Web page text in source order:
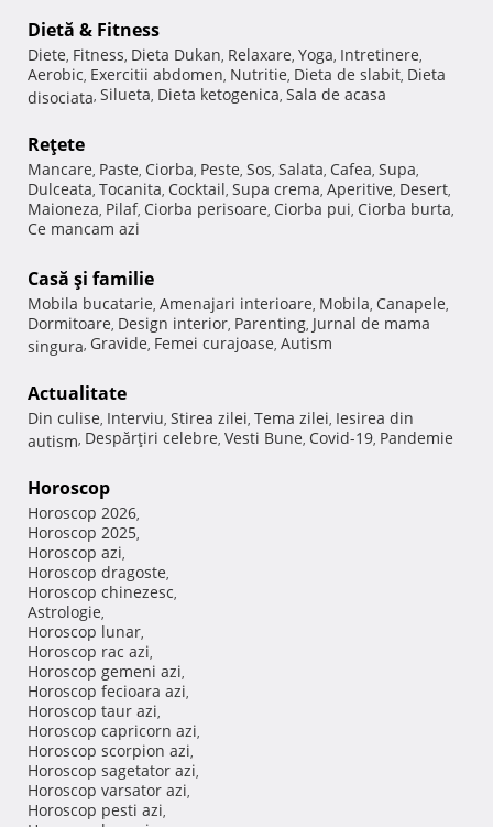
Dietă & Fitness
Diete, Fitness, Dieta Dukan, Relaxare, Yoga, Intretinere,
Aerobic, Exercitii abdomen, Nutritie, Dieta de slabit, Dieta
disociata, Silueta, Dieta ketogenica, Sala de acasa
Reţete
Mancare, Paste, Ciorba, Peste, Sos, Salata, Cafea, Supa,
Dulceata, Tocanita, Cocktail, Supa crema, Aperitive, Desert,
Maioneza, Pilaf, Ciorba perisoare, Ciorba pui, Ciorba burta,
Ce mancam azi
Casă şi familie
Mobila bucatarie, Amenajari interioare, Mobila, Canapele,
Dormitoare, Design interior, Parenting, Jurnal de mama
singura, Gravide, Femei curajoase, Autism
Actualitate
Din culise, Interviu, Stirea zilei, Tema zilei, Iesirea din
autism, Despărţiri celebre, Vesti Bune, Covid-19, Pandemie
Horoscop
Horoscop 2026,
Horoscop 2025,
Horoscop azi,
Horoscop dragoste,
Horoscop chinezesc,
Astrologie,
Horoscop lunar,
Horoscop rac azi,
Horoscop gemeni azi,
Horoscop fecioara azi,
Horoscop taur azi,
Horoscop capricorn azi,
Horoscop scorpion azi,
Horoscop sagetator azi,
Horoscop varsator azi,
Horoscop pesti azi,